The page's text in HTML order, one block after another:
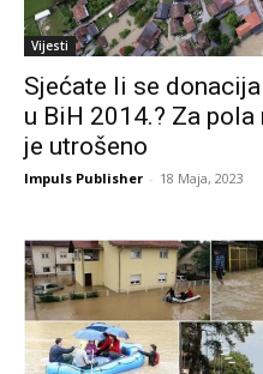
Vijesti
Sjećate li se
u BiH 2014.? Za pola
je utrošeno
Impuls Publisher - 18 Maja, 2023